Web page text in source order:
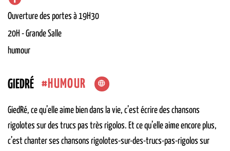
Ouverture des portes à 19H30
20H -Grande Salle
humour
GIEDRÉ HUMOUR
GiedRé, ce qu’elle aime bien dans la vie, c’est écrire des chansons
rigolotes sur des trucs pas très rigolos. Et ce qu’elle aime encore plus,
c’est chanter ses chansons rigolotes-sur-des-trucs-pas-rigolos sur